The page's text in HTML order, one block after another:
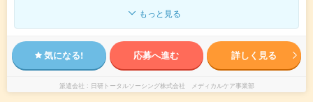
もっと見る
気になる! 応募へ進む 詳しく見る
派遣会社 日研トータルソーシング株式会社 メディカルケア事業部